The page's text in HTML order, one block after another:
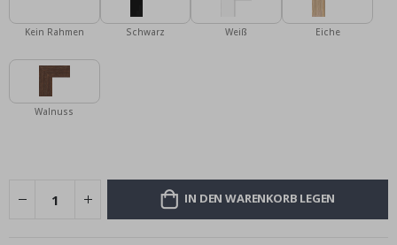
Kein Rahmen Schwarz Weiß Eiche
Walnuss
IN DEN WARENKORB LEGEN